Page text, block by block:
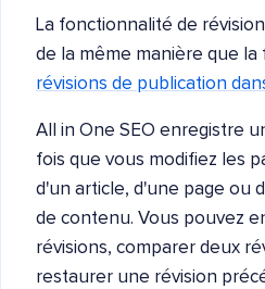
La fonctionnalité de
de la même manière que
révisions de publication
All in One SEO enregistre
fois que vous modifiez les
d'un article, d'une page ou
de contenu. Vous pouvez
révisions, comparer deux
restaurer une révision